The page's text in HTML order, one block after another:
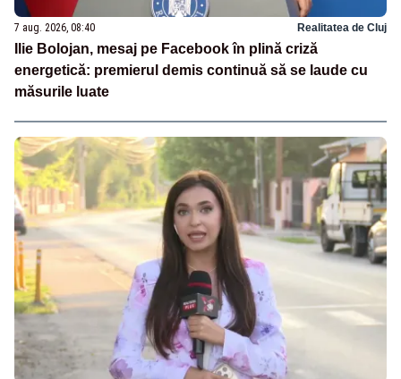
7 aug. 2026, 08:40 Realitatea de Cluj
Ilie Bolojan, mesaj pe Facebook în plină criză
energetică: premierul demis continuă să se laude cu
măsurile luate